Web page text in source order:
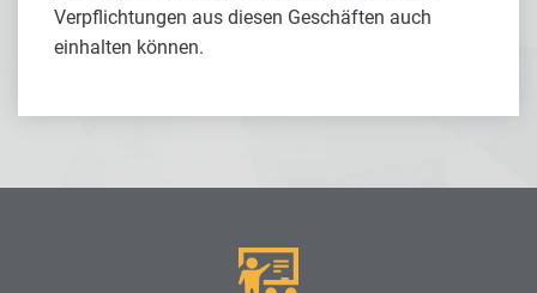
Verpflichtungen aus diesen Geschäften auch
einhalten können.